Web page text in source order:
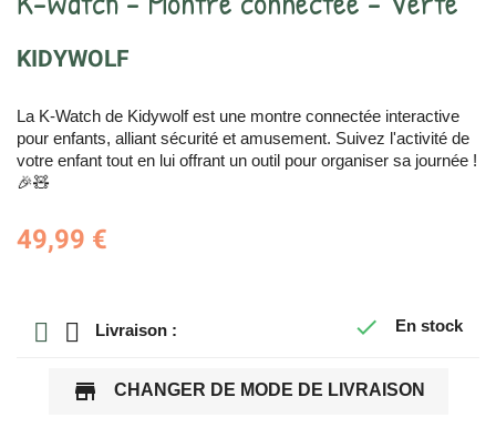
KIDYWOLF
La K-Watch de Kidywolf est une montre connectée interactive
pour enfants, alliant sécurité et amusement. Suivez l'activité de
votre enfant tout en lui offrant un outil pour organiser sa journée !
🎉🧸
49,99 €
Livraison :  En stock
store CHANGER DE MODE DE LIVRAISON